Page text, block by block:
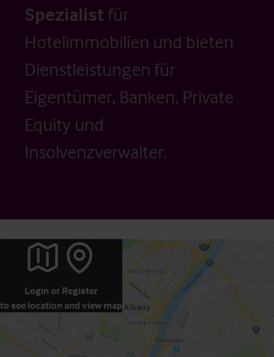
Spezialistfür
Hotelimmobilien und bieten
Dienstleistungen für
Eigentümer, Banken, Private
Equity und
Insolvenzverwalter.
Login or Register
to see location and view map